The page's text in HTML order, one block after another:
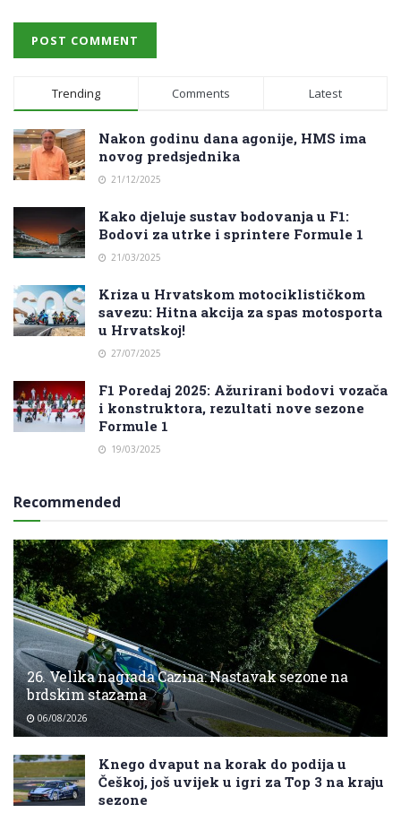
Trending Comments Latest
Nakon godinu dana agonije, HMS ima
novog predsjednika
21/12/2025
Kako djeluje sustav bodovanja u F1:
Bodovi za utrke i sprintere Formule 1
21/03/2025
Kriza u Hrvatskom motociklističkom
savezu: Hitna akcija za spas motosporta
u Hrvatskoj!
27/07/2025
F1 Poredaj 2025: Ažurirani bodovi vozača
i konstruktora, rezultati nove sezone
Formule 1
19/03/2025
Recommended
26. Velika nagrada Cazina: Nastavak sezone na
brdskim stazama
06/08/2026
Knego dvaput na korak do podija u
Češkoj, još uvijek u igri za Top 3 na kraju
sezone